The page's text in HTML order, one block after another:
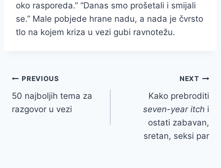
oko rasporeda.” “Danas smo prošetali i smijali
se.” Male pobjede hrane nadu, a nada je čvrsto
tlo na kojem kriza u vezi gubi ravnotežu.
Post
navigation
PREVIOUS
50 najboljih tema za
razgovor u vezi
NEXT
Kako prebroditi
seven-year itch i
ostati zabavan,
sretan, seksi par